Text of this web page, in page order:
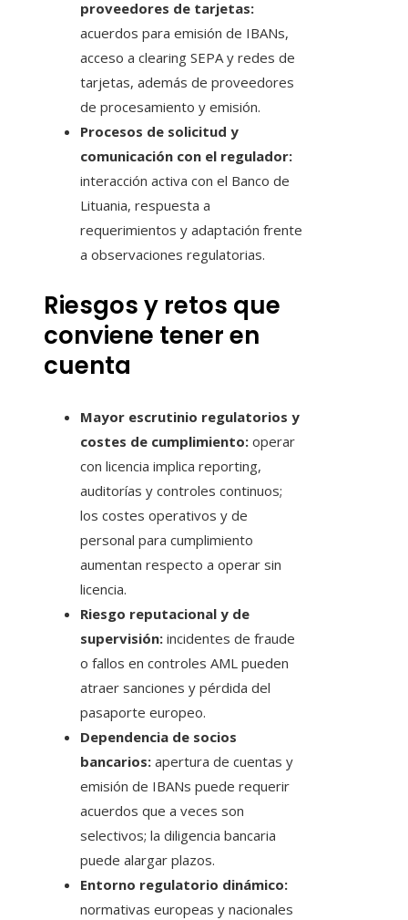
proveedores de tarjetas:
acuerdos para emisión de IBANs,
acceso a clearing SEPA y redes de
tarjetas, además de proveedores
de procesamiento y emisión.
Procesos de solicitud y
comunicación con el regulador:
interacción activa con el Banco de
Lituania, respuesta a
requerimientos y adaptación frente
a observaciones regulatorias.
Riesgos y retos que
conviene tener en
cuenta
Mayor escrutinio regulatorios y
costes de cumplimiento: operar
con licencia implica reporting,
auditorías y controles continuos;
los costes operativos y de
personal para cumplimiento
aumentan respecto a operar sin
licencia.
Riesgo reputacional y de
supervisión: incidentes de fraude
o fallos en controles AML pueden
atraer sanciones y pérdida del
pasaporte europeo.
Dependencia de socios
bancarios: apertura de cuentas y
emisión de IBANs puede requerir
acuerdos que a veces son
selectivos; la diligencia bancaria
puede alargar plazos.
Entorno regulatorio dinámico:
normativas europeas y nacionales